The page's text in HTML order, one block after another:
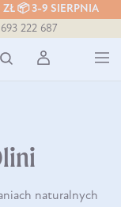
📦 3-9 SIERPNIA
693 222 687
naturalnych